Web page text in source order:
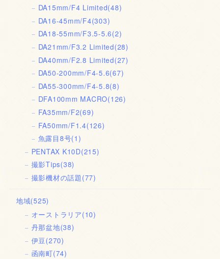
DA15mm/F4 Limited(48)
DA16-45mm/F4(303)
DA18-55mm/F3.5-5.6(2)
DA21mm/F3.2 Limited(28)
DA40mm/F2.8 Limited(27)
DA50-200mm/F4-5.6(67)
DA55-300mm/F4-5.8(8)
DFA100mm MACRO(126)
FA35mm/F2(69)
FA50mm/F1.4(126)
魚露目8号(1)
PENTAX K10D(215)
撮影Tips(38)
撮影機材の話題 (77)
地域(525)
オーストラリア(10)
丹那盆地(38)
伊豆(270)
函南町(74)